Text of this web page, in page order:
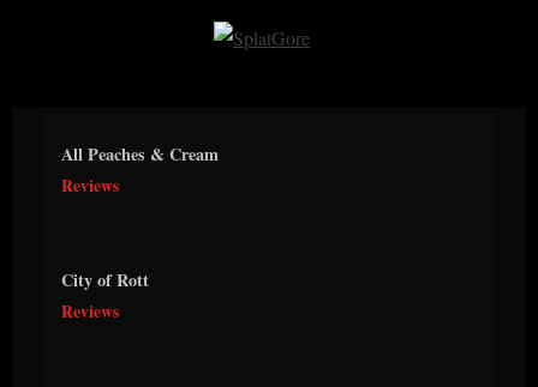
All Peaches & Cream
Reviews
City of Rott
Reviews